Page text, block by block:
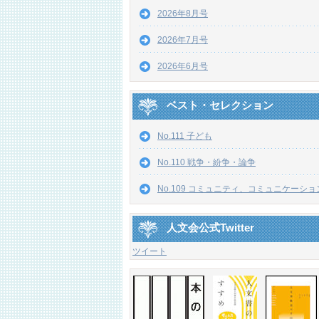
2026年8月号
2026年7月号
2026年6月号
ベスト・セレクション
No.111 子ども
No.110 戦争・紛争・論争
No.109 コミュニティ、コミュニケーショ
人文会公式Twitter
ツイート